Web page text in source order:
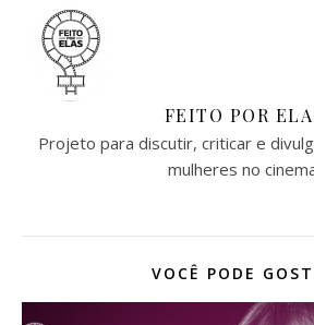
FEITO POR
Projeto para discutir, criticar e
mulheres no
VOCÊ PODE